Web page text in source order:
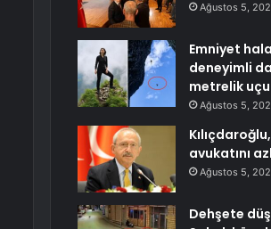
Ağustos 5,
Emniyet
deneyimli
metrelik
Ağustos 5,
avukatını
Ağustos 5,
Dehşete